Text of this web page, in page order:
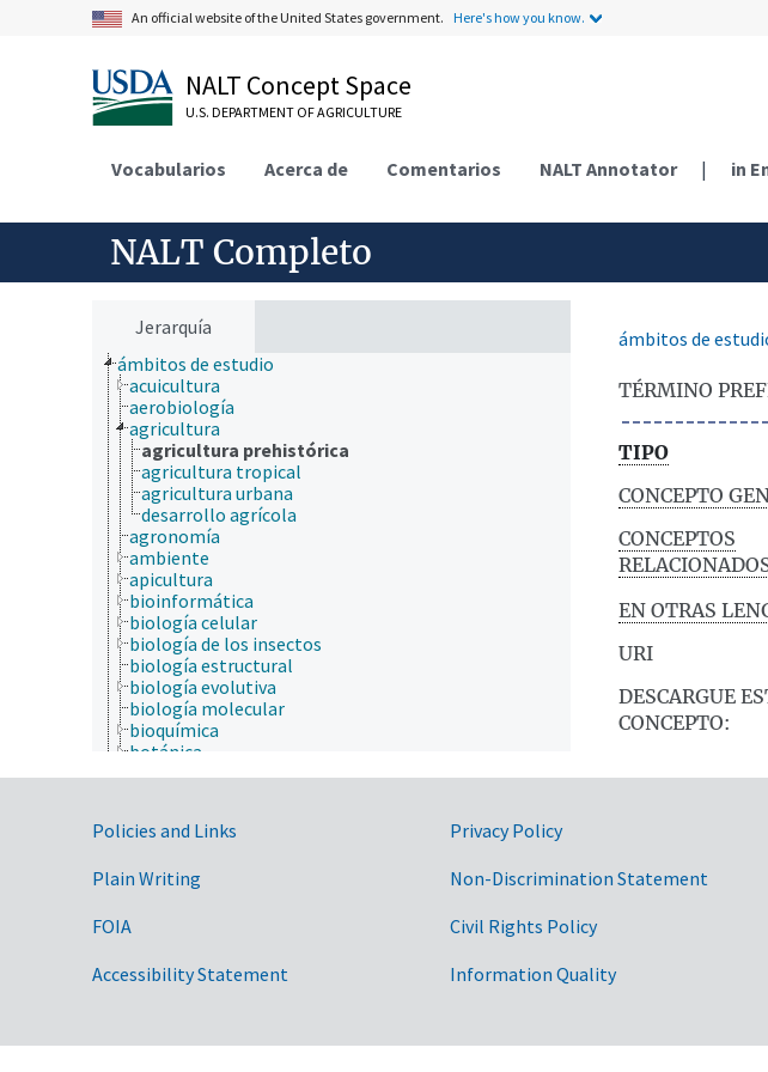
An official website of the United States government. Here's how you know.
NALT Concept Space
U.S. DEPARTMENT OF AGRICULTURE
Vocabularios Acerca de Comentarios NALT Annotator | in
NALT Completo
Jerarquía
ámbitos de estudio
acuicultura
aerobiología
agricultura
agricultura prehistórica
agricultura tropical
agricultura urbana
desarrollo agrícola
agronomía
ambiente
apicultura
bioinformática
biología celular
biología de los insectos
biología estructural
biología evolutiva
biología molecular
bioquímica
botánica
cartografía
ciencia de la información
ciencia de la sostenibilidad
ciencia de los materiales
ciencia del suelo
ciencia y tecnología geoespaciales
ciencias forestales
ámbitos de
TÉRMINO
TIPO
CONCEPTO
CONCEPTOS
EN OTRAS
URI
DESCARGUE
CONCEPTO:
Government Links
Policies and Links
Plain Writing
FOIA
Accessibility Statement
Privacy Policy
Non-Discrimination Statement
Civil Rights Policy
Information Quality